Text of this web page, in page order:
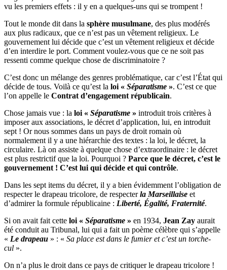
vu les premiers effets : il y en a quelques-uns qui se trompent !
Tout le monde dit dans la sphère musulmane, des plus modérés
aux plus radicaux, que ce n’est pas un vêtement religieux. Le
gouvernement lui décide que c’est un vêtement religieux et décide
d’en interdire le port. Comment voulez-vous que ce ne soit pas
ressenti comme quelque chose de discriminatoire ?
C’est donc un mélange des genres problématique, car c’est l’État qui
décide de tous. Voilà ce qu’est la loi « Séparatisme ». C’est ce que
l’on appelle le Contrat d’engagement républicain.
Chose jamais vue : la loi « Séparatisme » introduit trois critères à
imposer aux associations, le décret d’application, lui, en introduit
sept ! Or nous sommes dans un pays de droit romain où
normalement il y a une hiérarchie des textes : la loi, le décret, la
circulaire. Là on assiste à quelque chose d’extraordinaire : le décret
est plus restrictif que la loi. Pourquoi ? Parce que le décret, c’est le
gouvernement ! C’est lui qui décide et qui contrôle.
Dans les sept items du décret, il y a bien évidemment l’obligation de
respecter le drapeau tricolore, de respecterla Marseillaise et
d’admirer la formule républicaine : Liberté, Égalité, Fraternité.
Si on avait fait cette loi « Séparatisme » en 1934, Jean Zay aurait
été conduit au Tribunal, lui qui a fait un poème célèbre qui s’appelle
« Le drapeau » : « Sa place est dans le fumier et c’est un torche-
cul ».
On n’a plus le droit dans ce pays de critiquer le drapeau tricolore !